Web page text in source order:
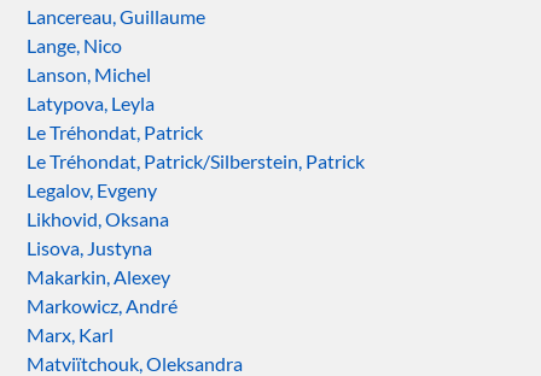
Lancereau, Guillaume
Lange, Nico
Lanson, Michel
Latypova, Leyla
Le Tréhondat, Patrick
Le Tréhondat, Patrick/Silberstein, Patrick
Legalov, Evgeny
Likhovid, Oksana
Lisova, Justyna
Makarkin, Alexey
Markowicz, André
Marx, Karl
Matviïtchouk, Oleksandra